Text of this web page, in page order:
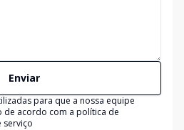
Enviar
para que a nossa equipe
de acordo com a política de
serviço